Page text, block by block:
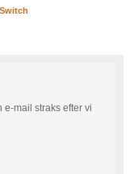
e-mail straks efter vi